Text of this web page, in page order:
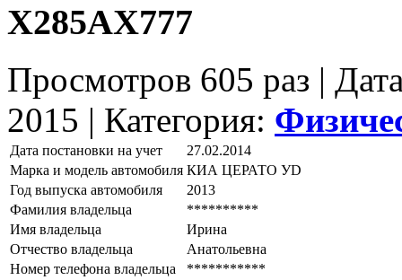
Х285АХ777
Просмотров 605 раз |
2015 | Категория:
Дата постановки на учет
27.02.2014
Марка и модель автомобиля КИА ЦЕРАТО УD
Год выпуска автомобиля
2013
Фамилия владельца
**********
Имя владельца
Ирина
Отчество владельца
Анатольевна
Номер телефона владельца
***********